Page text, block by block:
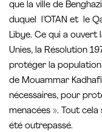
que la ville de
duquel l’OTAN et le
Libye. Ce qui a ouvert
Unies, la Résolution
protéger la
de Mouammar
nécessaires, pour
menacées ». Tout cela
été outrepassé.